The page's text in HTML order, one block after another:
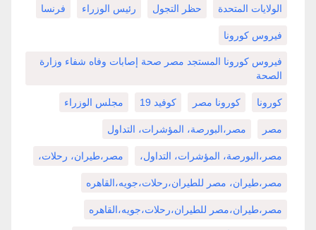
الولايات المتحدة حظر التجول رئيس الوزراء فرنسا
فيروس كورونا
فيروس كورونا المستجد مصر صحة إصابات وفاه شفاء وزارة
الصحة
كورونا كورونا مصر كوفيد 19 مجلس الوزراء
مصر مصر،البورصة، المؤشرات، التداول
مصر،البورصة، المؤشرات، التداول، مصر،طيران، رحلات،
مصر،طيران، مصر للطيران،رحلات،جويه،القاهره
مصر،طيران،مصر للطيران،رحلات،جويه،القاهره